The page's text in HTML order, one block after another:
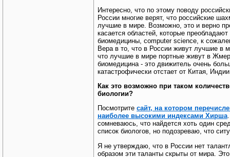
Интересно, что по этому поводу
России многие верят, что российские
лучшие в мире. Возможно, это и верно
касается областей, которые
биомедицины, computer science, к
Вера в то, что в России живут лучшие в
что лучшие в мире портные живут в
биомедицина - это движитель очень
катастрофически отстает от Китая,
Как это возможно при таком
биологии?
Посмотрите сайт, на котором
наиболее высокими индексами Хирша
сомневаюсь, что найдется хоть один
список биологов, но подозреваю, что
Я не утверждаю, что в России нет
образом эти таланты скрыты от мира.